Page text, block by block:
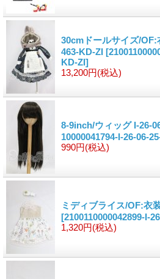
30cmドールサイズ/OF:
463-KD-ZI
KD-ZI]
13,200円(税込)
8-9inch/ウィッグ I-26-
10000041794-I-26-06-
990円(税込)
ミディブライス/OF:衣
[2100110000042899-I-
1,320円(税込)